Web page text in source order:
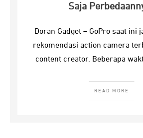
Saja
Doran Gadget – GoPro saat ini
rekomendasi action camera
content creator. Beberapa
READ MORE